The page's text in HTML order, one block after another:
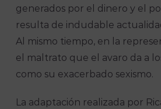
generados por el dinero y el
resulta de indudable
Al mismo tiempo, en la
el maltrato que el avaro da a
como su exacerbado sexismo.
La adaptación realizada por